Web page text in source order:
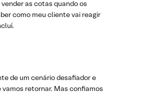
as cotas quando os
como meu cliente vai reagir
de um cenário desafiador e
retornar. Mas confiamos